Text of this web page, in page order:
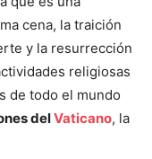
cena, la traición
y la resurrección
religiosas
de todo el mundo
delVaticano, la